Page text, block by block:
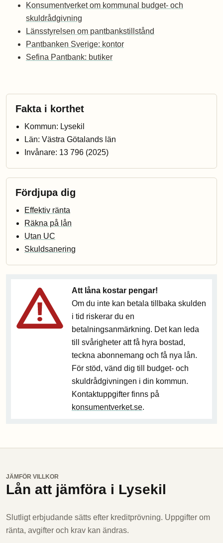
Konsumentverket om kommunal budget- och
skuldrådgivning
Länsstyrelsen om pantbankstillstånd
Pantbanken Sverige: kontor
Sefina Pantbank: butiker
Fakta i korthet
Kommun: Lysekil
Län: Västra Götalands län
Invånare: 13 796 (2025)
Fördjupa dig
Effektiv ränta
Räkna på lån
Utan UC
Skuldsanering
Att låna kostar pengar!
Om du inte kan betala tillbaka skulden
i tid riskerar du en
betalningsanmärkning. Det kan leda
till svårigheter att få hyra bostad,
teckna abonnemang och få nya lån.
För stöd, vänd dig till budget- och
skuldrådgivningen i din kommun.
Kontaktuppgifter finns på
konsumentverket.se.
JÄMFÖR VILLKOR
Lån att jämföra i Lysekil
Slutligt erbjudande sätts efter kreditprövning. Uppgifter om
ränta, avgifter och krav kan ändras.